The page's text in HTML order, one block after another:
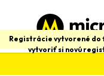
obsah
Registrácie vytvorené
vytvoriť si novú